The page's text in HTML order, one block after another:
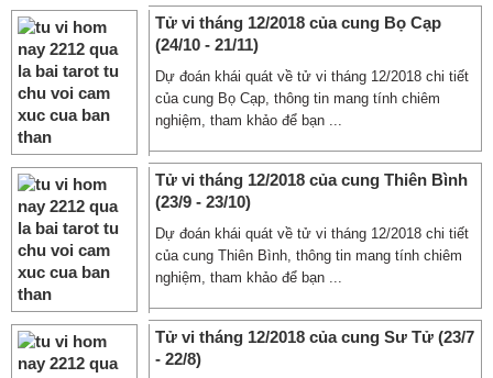
Tử vi tháng 12/2018 của cung Bọ Cạp
(24/10 - 21/11)
Dự đoán khái quát về tử vi tháng 12/2018 chi tiết
của cung Bọ Cạp, thông tin mang tính chiêm
nghiệm, tham khảo để bạn ...
Tử vi tháng 12/2018 của cung Thiên Bình
(23/9 - 23/10)
Dự đoán khái quát về tử vi tháng 12/2018 chi tiết
của cung Thiên Bình, thông tin mang tính chiêm
nghiệm, tham khảo để bạn ...
Tử vi tháng 12/2018 của cung Sư Tử (23/7
- 22/8)